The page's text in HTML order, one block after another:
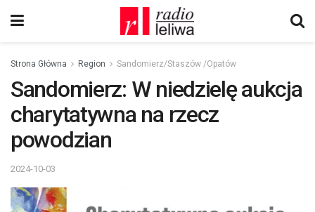
Strona Główna Region Sandomierz/Staszów /Opatów
Sandomierz: W niedzielę aukcja
charytatywna na rzecz
powodzian
2024-10-03